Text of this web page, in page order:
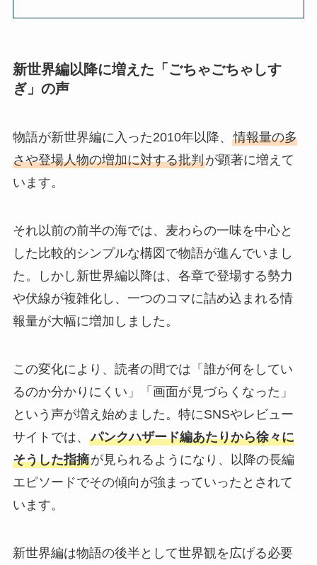
新世界編以降に増えた「ごちゃごちゃしす
ぎ」の声
物語が新世界編に入った2010年以降、 情報量の多
さや登場人物の増加に対する批判が顕著に増えて
います。
それ以前の前半の海では、麦わらの一味を中心と
した比較的シンプルな構図で物語が進んでいまし
た。しかし新世界編以降は、各章で登場する勢力
や伏線が複雑化し、一つのコマに詰め込まれる情
報量が大幅に増加しました。
この変化により、読者の間では「誰が何をしてい
るのか分かりにくい」「画面が見づらくなった」
という声が増え始めました。特にSNSやレビュー
サイトでは、 パンクハザード編あたりから徐々に
そうした指摘が見られるようになり、以降の長編
エピソードでその傾向が強まっていったとされて
います。
新世界編は物語の後半として世界観を広げる必要